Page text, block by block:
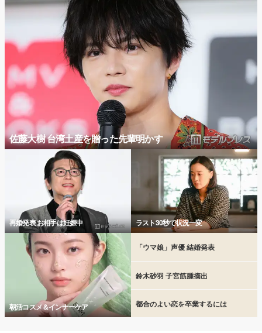
佐藤大樹 台湾土産を贈った先輩明かす
再婚発表 お相手は妊娠中 ラスト30秒で状況一変
朝活コスメ＆インナーケア
「ウマ娘」声優 結婚発表
鈴木砂羽 子宮筋腫摘出
都合のよい恋を卒業するには